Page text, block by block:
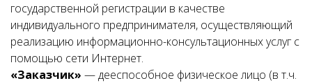
государственной регистрации в качестве
индивидуального предпринимателя, осуществляющий
реализацию информационно-консультационных услуг с
помощью сети Интернет.
«Заказчик» — дееспособное физическое лицо (в т.ч.